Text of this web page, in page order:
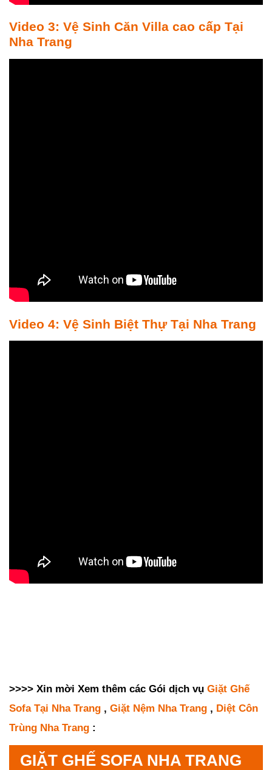
Video 3: Vệ Sinh Căn Villa cao cấp Tại
Nha Trang
Video 4: Vệ Sinh Biệt Thự Tại Nha Trang
>>>> Xin mời Xem thêm các Gói dịch vụ Giặt Ghế
Sofa Tại Nha Trang , Giặt Nệm Nha Trang , Diệt Côn
Trùng Nha Trang :
GIẶT GHẾ SOFA NHA TRANG